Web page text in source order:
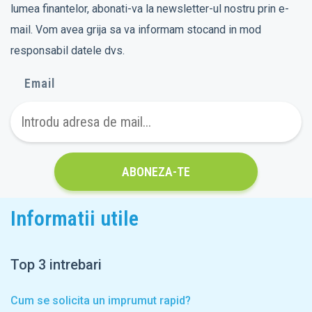
lumea finantelor, abonati-va la newsletter-ul nostru prin e-
mail. Vom avea grija sa va informam stocand in mod
responsabil datele dvs.
Email
ABONEZA-TE
Informatii utile
Top 3 intrebari
Cum se solicita un imprumut rapid?